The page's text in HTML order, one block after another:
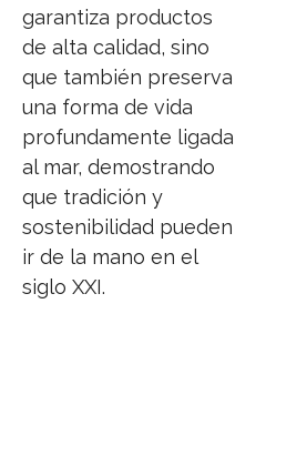
garantiza productos
de alta calidad, sino
que también preserva
una forma de vida
profundamente ligada
al mar, demostrando
que tradición y
sostenibilidad pueden
ir de la mano en el
siglo XXI.